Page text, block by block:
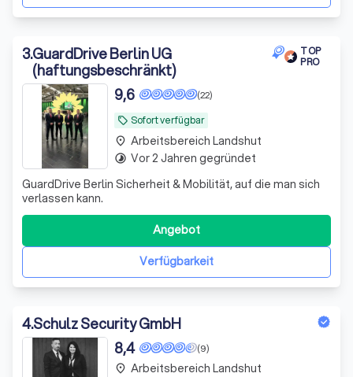
3.GuardDrive Berlin UG
(haftungsbeschränkt)
TOP
PRO
local_offer Sofort verfügbar
(22)
9,6
GuardDrive Berlin Sicherheit & Mobilität, auf die man sich
verlassen kann.
Verfügbarkeit
Angebot
place Arbeitsbereich Landshut
timelapse Vor 2 Jahren gegründet
4.Schulz Security GmbH
(9)
8,4
place Arbeitsbereich Landshut